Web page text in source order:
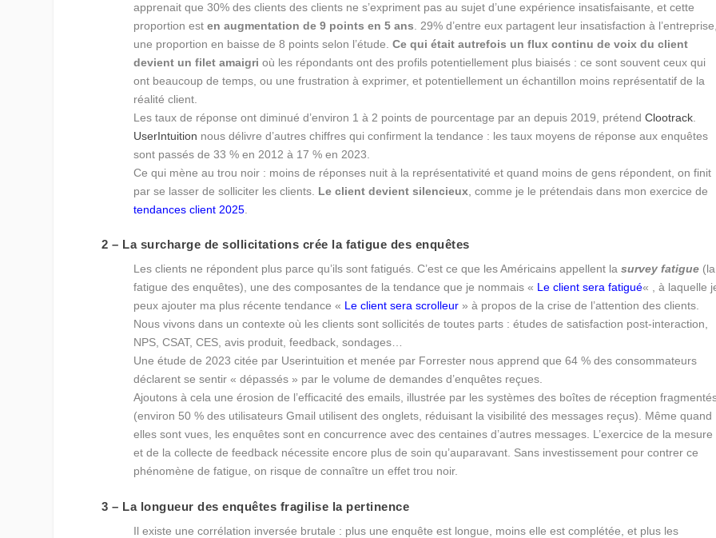
apprenait que 30% des clients des clients ne s’expriment pas au sujet d’une expérience insatisfaisante, et cette
proportion esten augmentation de 9 points en 5 ans . 29% d’entre eux partagent leur insatisfaction à
une proportion en baisse de 8 points selon l’étude.Ce qui était autrefois un flux continu de voix du client
devient un filet amaigri où les répondants ont des profils potentiellement plus biaisés : ce sont souvent ceux qui
ont beaucoup de temps, ou une frustration à exprimer, et potentiellement un échantillon moins représentatif de la
réalité client.
Les taux de réponse ont diminué d’environ 1 à 2 points de pourcentage par an depuis 2019, prétendClootrack
UserIntuition nous délivre d’autres chiffres qui confirment la tendance : les taux moyens de réponse aux enquêtes
sont passés de 33 % en 2012 à 17 % en 2023.
Ce qui mène au trou noir : moins de réponses nuit à la représentativité et quand moins de gens répondent, on finit
par se lasser de solliciter les clients. Le client devient silencieux , comme je le prétendais dans mon exercice de
tendances client 2025
2 – La surcharge de sollicitations crée la fatigue des enquêtes
Les clients ne répondent plus parce qu’ils sont fatigués. C’est ce que les Américains appellent lasurvey fatigue (la
fatigue des enquêtes), une des composantes de la tendance que je nommais « Le client sera fatigué« , à laquelle
peux ajouter ma plus récente tendance « Le client sera scrolleur » à propos de la crise de l’attention des clients.
Nous vivons dans un contexte où les clients sont sollicités de toutes parts : études de satisfaction post-interaction,
NPS, CSAT, CES, avis produit, feedback, sondages…
Une étude de 2023 citée par Userintuition et menée par Forrester nous apprend que 64 % des consommateurs
déclarent se sentir « dépassés » par le volume de demandes d’enquêtes reçues.
Ajoutons à cela une érosion de l’efficacité des emails, illustrée par les systèmes des boîtes de réception
(environ 50 % des utilisateurs Gmail utilisent des onglets, réduisant la visibilité des messages reçus). Même quand
elles sont vues, les enquêtes sont en concurrence avec des centaines d’autres messages. L’exercice de la mesure
et de la collecte de feedback nécessite encore plus de soin qu’auparavant. Sans investissement pour contrer ce
phénomène de fatigue, on risque de connaître un effet trou noir.
3 – La longueur des enquêtes fragilise la pertinence
Il existe une corrélation inversée brutale : plus une enquête est longue, moins elle est complétée, et plus les